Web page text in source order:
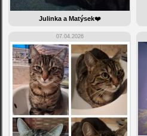
Julinka a Matýsek❤️
07.04.2026